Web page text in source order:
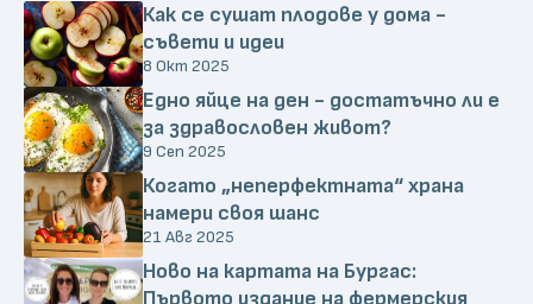
Как се сушат плодове у дома -
съвети и идеи
8 Окт 2025
Едно яйце на ден - достатъчно ли е
за здравословен живот?
9 Сеп 2025
Когато „неперфектната“ храна
намери своя шанс
21 Авг 2025
Ново на картата на Бургас:
Първото издание на фермерския